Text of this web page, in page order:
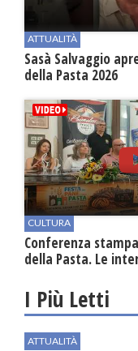
ATTUALITÀ
Sasà Salvaggio
della Pasta 2026
CULTURA
Conferenza
della Pasta. Le
I Più Letti
ATTUALITÀ